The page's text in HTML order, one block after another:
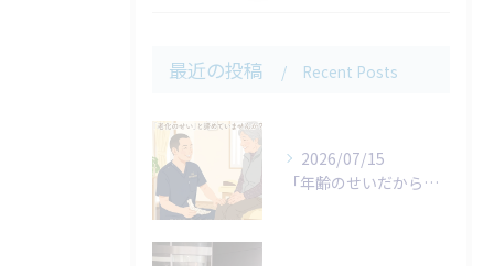
最近の投稿 Recent Posts
2026/07/15
「年齢のせいだから仕方がない…」